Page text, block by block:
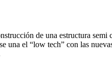
de una estructura
el “low tech” con las